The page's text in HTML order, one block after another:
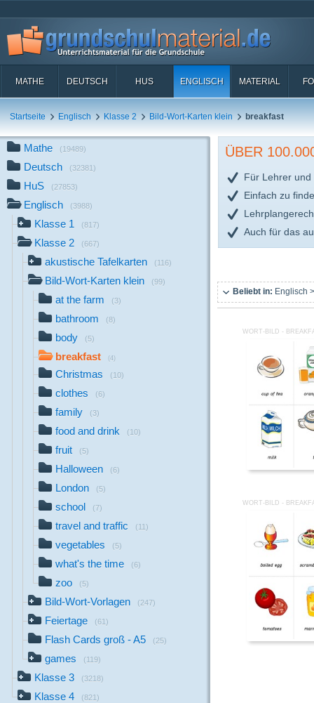
MATHE DEUTSCH HUS ENGLISCH MATERIAL
Startseite Englisch Klasse 2 Bild-Wort-Karten klein breakfast
Mathe (19489)
Deutsch (32381)
HuS (27853)
Englisch (3988)
Klasse 1 (817)
Klasse 2 (667)
akustische Tafelkarten (116)
Bild-Wort-Karten klein (99)
at the farm (3)
bathroom (8)
body (5)
breakfast (4)
Christmas (10)
clothes (6)
family (3)
food and drink (10)
fruit (5)
Halloween (6)
London (5)
school (7)
travel and traffic (11)
vegetables (5)
what's the time (6)
zoo (5)
Bild-Wort-Vorlagen (247)
Feiertage (61)
Flash Cards groß - A5 (25)
games (119)
Klasse 3 (3218)
Klasse 4 (821)
ÜBER
Für Lehrer und
Einfach zu
Auch für das
Beliebt in: Englisch
WORT-BILD -
WORT-BILD -